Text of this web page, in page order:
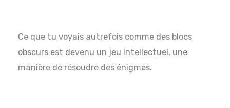
Ce que tu voyais autrefois comme des blocs
obscurs est devenu un jeu intellectuel, une
manière de résoudre des énigmes.